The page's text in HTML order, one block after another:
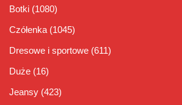
Botki (1080)
Czółenka (1045)
Dresowe i sportowe (611)
Duże (16)
Jeansy (423)